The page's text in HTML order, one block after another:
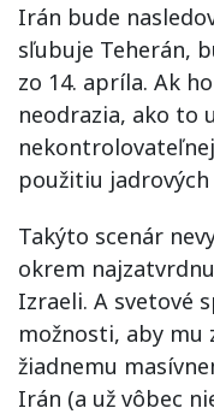
Irán bude
sľubuje Teherán,
zo 14. apríla. Ak
neodrazia, ako to
použitiu
Takýto scenár
okrem
Izraeli. A svetové
možnosti, aby
žiadnemu
Irán (a už vôbec